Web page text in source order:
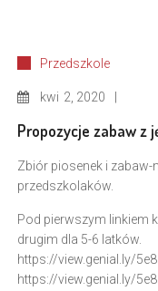
Przedszkole
kwi 2, 2020
Propozycje zabaw z
Zbiór piosenek i
przedszkolaków.
Pod pierwszym linkiem
drugim dla 5-6 latków.
https://view.genial.ly/
https://view.genial.ly/